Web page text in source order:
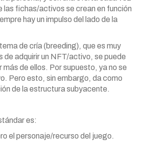
las fichas/activos se crean en función
hay un impulso del lado de la
de cría (breeding), que es muy
de adquirir un NFT/activo, se puede
más de ellos. Por supuesto, ya no se
Pero esto, sin embargo, da como
de la estructura subyacente.
es:
el personaje/recurso del juego.